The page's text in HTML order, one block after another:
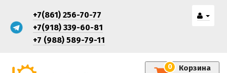
+7(861) 256-70-77
+7(918) 339-60-81
+7 (988) 589-79-11
Корзина
0